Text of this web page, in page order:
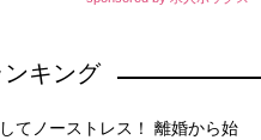
ンキング
てノーストレス！ 離婚から始